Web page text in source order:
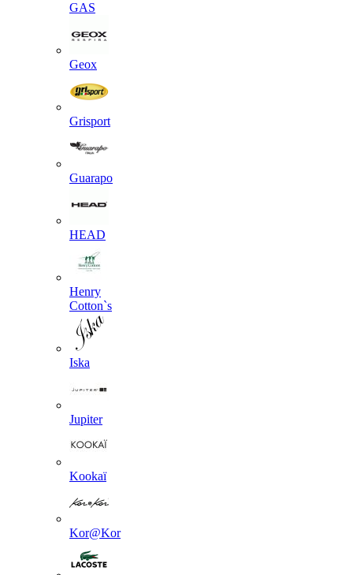
GAS
Geox
Grisport
Guarapo
HEAD
Henry
Cotton`s
Iska
Jupiter
Kookaї
Kor@Kor